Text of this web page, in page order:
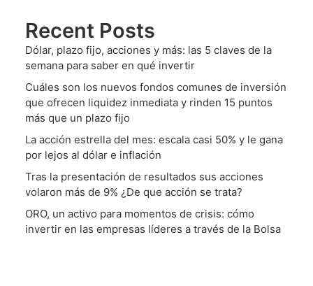
Recent Posts
Dólar, plazo fijo, acciones y más: las 5 claves de la
semana para saber en qué invertir
Cuáles son los nuevos fondos comunes de inversión
que ofrecen liquidez inmediata y rinden 15 puntos
más que un plazo fijo
La acción estrella del mes: escala casi 50% y le gana
por lejos al dólar e inflación
Tras la presentación de resultados sus acciones
volaron más de 9% ¿De que acción se trata?
ORO, un activo para momentos de crisis: cómo
invertir en las empresas líderes a través de la Bolsa